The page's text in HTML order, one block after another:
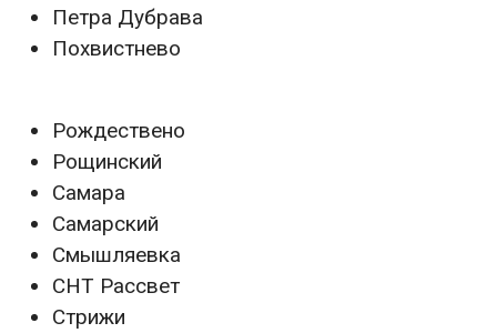
Петра Дубрава
Похвистнево
Рождествено
Рощинский
Самара
Самарский
Смышляевка
СНТ Рассвет
Стрижи